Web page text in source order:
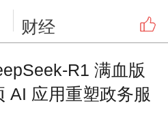
财经
R1 满血版
AI 应用重塑政务服